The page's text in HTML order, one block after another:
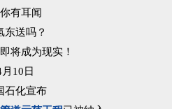
有耳闻
东送吗？
将成为现实！
月10日
石化宣布